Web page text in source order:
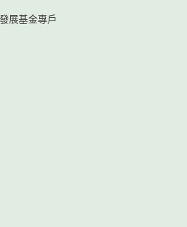
展基金專戶